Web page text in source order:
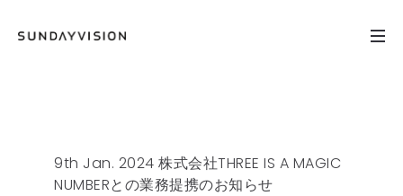
9th Jan. 2024 株式会社THREE IS A MAGIC
NUMBERとの業務提携のお知らせ